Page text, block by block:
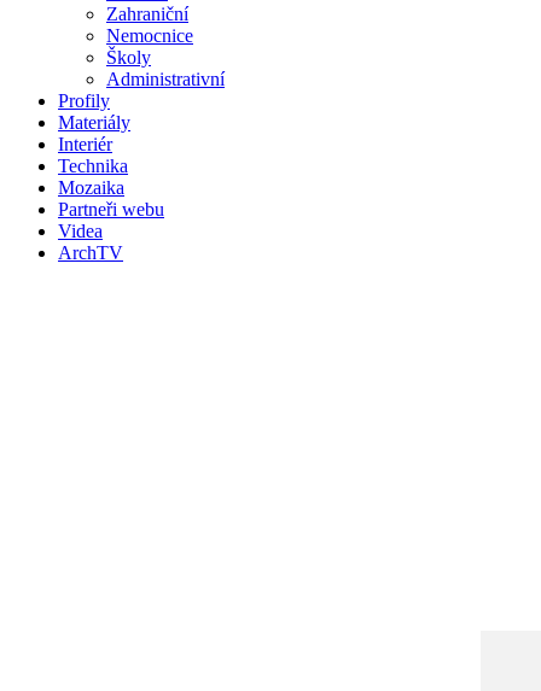
Zahraniční
Nemocnice
Školy
Administrativní
Profily
Materiály
Interiér
Technika
Mozaika
Partneři webu
Videa
ArchTV